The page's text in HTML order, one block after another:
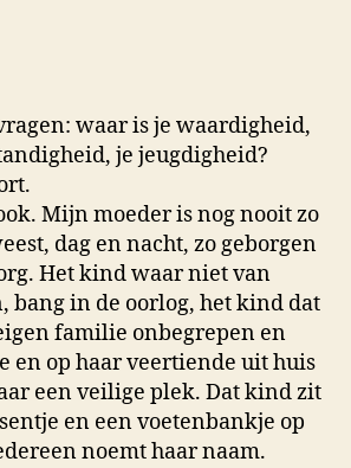
waar is je waardigheid,
je jeugdigheid?
Mijn moeder is nog nooit zo
dag en nacht, zo geborgen
Het kind waar niet van
bang in de oorlog, het kind dat
familie onbegrepen en
en op haar veertiende uit huis
een veilige plek. Dat kind zit
en een voetenbankje op
noemt haar naam.